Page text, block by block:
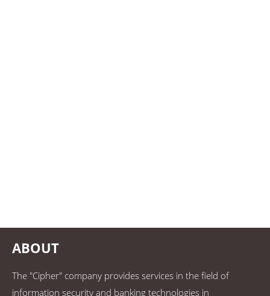
ABOUT
The "Cipher" company provides services in the field of
information security and banking technologies in